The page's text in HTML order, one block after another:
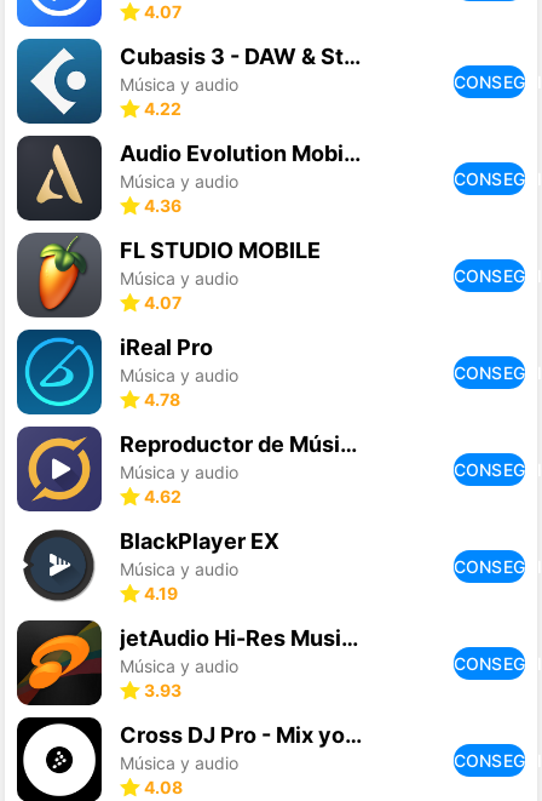
4.07
Cubasis 3 - DAW & Studio App
Música y audio
4.22
Audio Evolution Mobile Studio
Música y audio
4.36
FL STUDIO MOBILE
Música y audio
4.07
iReal Pro
Música y audio
4.78
Reproductor de Música Pulsar +
Música y audio
4.62
BlackPlayer EX
Música y audio
4.19
jetAudio Hi-Res Music Player+
Música y audio
3.93
Cross DJ Pro - Mix your music
Música y audio
4.08